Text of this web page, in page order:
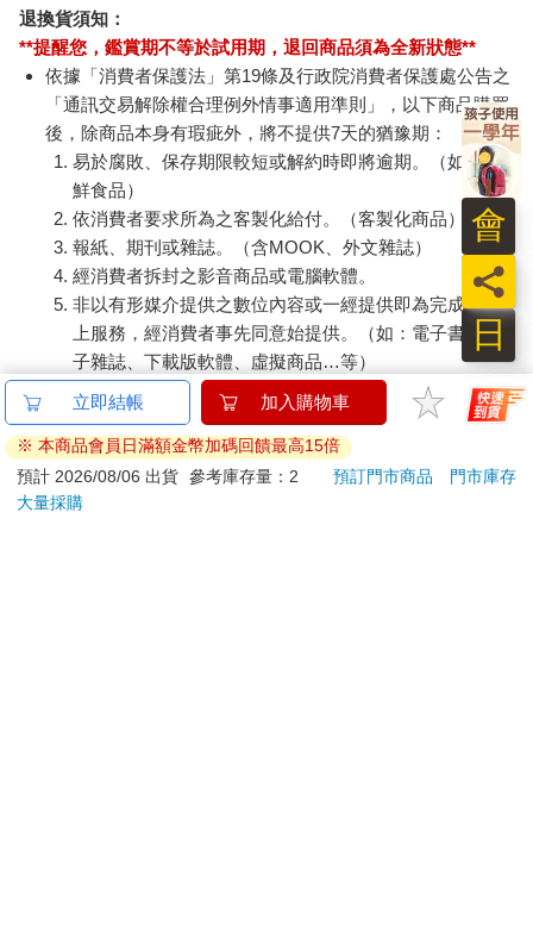
退換貨須知：
**提醒您，鑑賞期不等於試用期，退回商品須為全新狀態**
依據「消費者保護法」第19條及行政院消費者保護處公告之
「通訊交易解除權合理例外情事適用準則」，以下商品購買
後，除商品本身有瑕疵外，將不提供7天的猶豫期：
易於腐敗、保存期限較短或解約時即將逾期。（如：生
鮮食品）
依消費者要求所為之客製化給付。（客製化商品）
報紙、期刊或雜誌。（含MOOK、外文雜誌）
經消費者拆封之影音商品或電腦軟體。
非以有形媒介提供之數位內容或一經提供即為完成之線
上服務，經消費者事先同意始提供。（如：電子書、電
子雜誌、下載版軟體、虛擬商品…等）
已拆封之個人衛生用品。（如：內衣褲、刮鬍刀、除毛
若非上列種類商品，均享有到貨7天的猶豫期（含例假
日）。
辦理退換貨時，商品（組合商品恕無法接受單獨退貨）必須
立即結帳 加入購物車
※ 本商品會員日滿額金幣加碼回饋最高15倍
預計 2026/08/06 出貨 參考庫存量：2 預訂門市商品
門市庫存
大量採購
日
員
會